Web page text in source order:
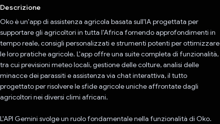
Descrizione
Oko è un'app di assistenza agricola basata sull'IA progettata per
supportare gli agricoltori in tutta l'Africa fornendo approfondimenti in
tempo reale, consigli personalizzati e strumenti potenti per ottimizzare
le loro pratiche agricole. L'app offre una suite completa di funzionalità,
tra cui previsioni meteo locali, gestione delle colture, analisi delle
minacce dei parassiti e assistenza via chat interattiva, il tutto
progettato per risolvere le sfide agricole uniche affrontate dagli
agricoltori nei diversi climi africani.
L'API Gemini svolge un ruolo fondamentale nella funzionalità di Oko.